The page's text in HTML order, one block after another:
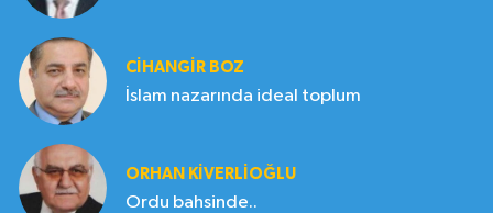
CIHANGIR BOZ
İslam nazarında ideal toplum
ORHAN KIVERLIOĞLU
Ordu bahsinde..